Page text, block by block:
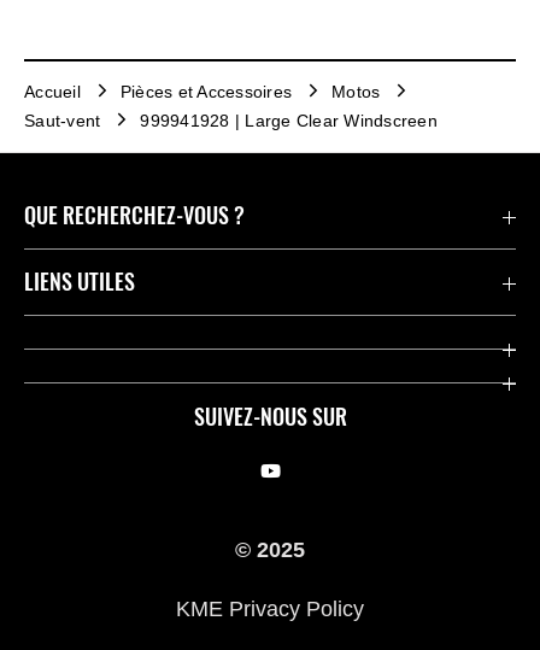
Accueil Pièces et Accessoires
Motos
Saut-vent
999941928 | Large Clear Windscreen
SUIVEZ-NOUS SUR
QUE RECHERCHEZ-VOUS ?
Motos
Compétition
LIENS UTILES
Press
© 2025
KME Privacy Policy